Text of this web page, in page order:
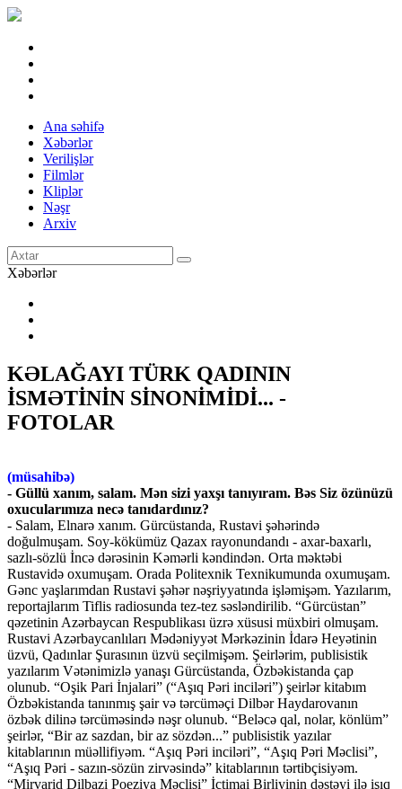
Ana səhifə
Xəbərlər
Verilişlər
Filmlər
Kliplər
Nəşr
Arxiv
Xəbərlər
KƏLAĞAYI TÜRK QADININ
İSMƏTİNİN SİNONİMİDİ... -
FOTOLAR
(müsahibə)
- Güllü xanım, salam. Mən sizi yaxşı tanıyıram. Bəs Siz özünüzü
oxucularımıza necə tanıdardınız?
- Salam, Elnarə xanım. Gürcüstanda, Rustavi şəhərində
doğulmuşam. Soy-kökümüz Qazax rayonundandı - axar-baxarlı,
sazlı-sözlü İncə dərəsinin Kəmərli kəndindən. Orta məktəbi
Rustavidə oxumuşam. Orada Politexnik Texnikumunda oxumuşam.
Gənc yaşlarımdan Rustavi şəhər nəşriyyatında işləmişəm. Yazılarım,
reportajlarım Tiflis radiosunda tez-tez səsləndirilib. “Gürcüstan”
qəzetinin Azərbaycan Respublikası üzrə xüsusi müxbiri olmuşam.
Rustavi Azərbaycanlıları Mədəniyyət Mərkəzinin İdarə Heyətinin
üzvü, Qadınlar Şurasının üzvü seçilmişəm. Şeirlərim, publisistik
yazılarım Vətənimizlə yanaşı Gürcüstanda, Özbəkistanda çap
olunub. “Oşik Pari İnjalari” (“Aşıq Pəri inciləri”) şeirlər kitabım
Özbəkistanda tanınmış şair və tərcüməçi Dilbər Haydarovanın
özbək dilinə tərcüməsində nəşr olunub. “Beləcə qal, nolar, könlüm”
şeirlər, “Bir az sazdan, bir az sözdən...” publisistik yazılar
kitablarının müəllifiyəm. “Aşıq Pəri inciləri”, “Aşıq Pəri Məclisi”,
“Aşıq Pəri - sazın-sözün zirvəsində” kitablarının tərtibçisiyəm.
“Mirvarid Dilbazi Poeziya Məclisi” İctimai Birliyinin dəstəyi ilə işıq